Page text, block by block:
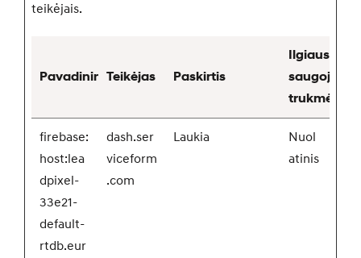
teikėjais.
PavadinimasTeikėjas Paskirtis
Ilgiausia
saugojimo
trukmė
firebase:
host:lea
dpixel-
33e21-
default-
rtdb.eur
dash.ser
viceform
.com
Laukia
Nuol
atinis